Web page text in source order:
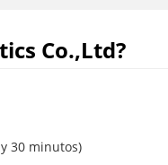
Co.,Ltd?
30 minutos)